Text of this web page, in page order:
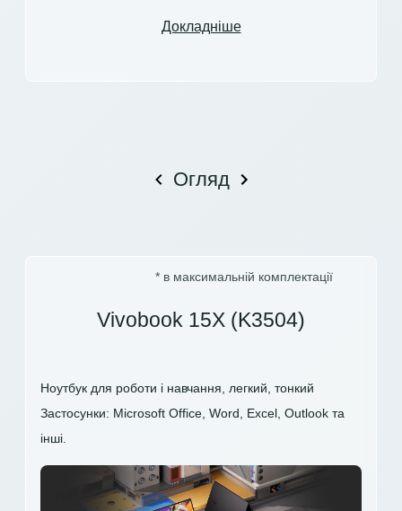
Докладніше
Огляд
* в максимальній комплектації
Vivobook 15X (K3504)
Ноутбук для роботи і навчання, легкий, тонкий
Застосунки: Microsoft Office, Word, Excel, Outlook та
інші.